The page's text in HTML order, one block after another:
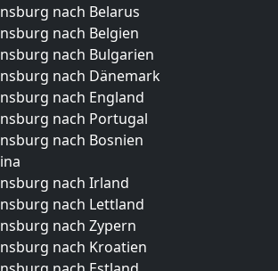
nach Belarus
nach Belgien
nach Bulgarien
nach Dänemark
nach England
nach Portugal
nach Bosnien
nach Irland
nach Lettland
nach Zypern
nach Kroatien